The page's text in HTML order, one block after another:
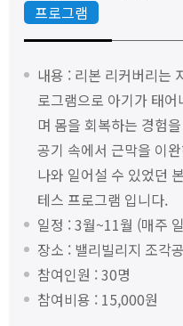
프로그램
내용 : 리본 리커버리는
로그램으로 아기가 태
며 몸을 회복하는 경험
공기 속에서 근막을 이
나와 일어설 수 있었던
테스 프로그램 입니다.
일정 : 3월~11월 (매주
장소 : 밸리빌리지 조각
참여인원 : 30명
참여비용 : 15,000원